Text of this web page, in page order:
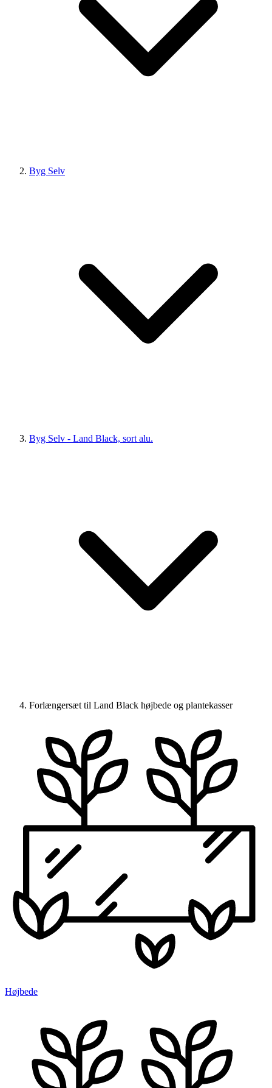
Byg Selv
Byg Selv - Land Black, sort alu.
Forlængersæt til Land Black højbede og plantekasser
Højbede